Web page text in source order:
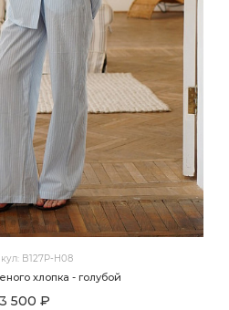
B127P-H08
хлопка - голубой
3 500 ₽